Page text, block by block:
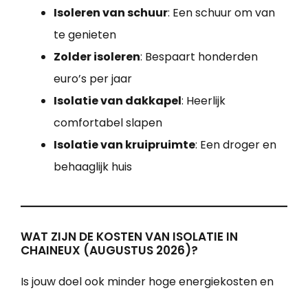
Isoleren van schuur: Een schuur om van
te genieten
Zolder isoleren: Bespaart honderden
euro’s per jaar
Isolatie van dakkapel: Heerlijk
comfortabel slapen
Isolatie van kruipruimte: Een droger en
behaaglijk huis
WAT ZIJN DE KOSTEN VAN ISOLATIE IN
CHAINEUX (AUGUSTUS 2026)?
Is jouw doel ook minder hoge energiekosten en